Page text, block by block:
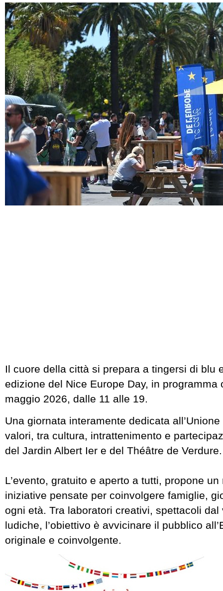
Il cuore della città si prepara a tingersi di blu
edizione del Nice Europe Day, in programma
maggio 2026, dalle 11 alle 19.
Una giornata interamente dedicata
valori, tra cultura, intrattenimento e
del Jardin Albert Ier e del Théâtre de Verdure.
L’evento, gratuito e aperto a tutti, propone
iniziative pensate per coinvolgere famiglie,
ogni età. Tra laboratori creativi, spettacoli dal
ludiche, l’obiettivo è avvicinare il pubblico
originale e coinvolgente.